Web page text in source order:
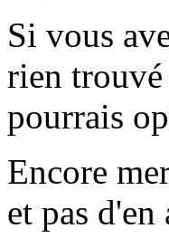
Si vous
rien
pourrais
Encore
et pas